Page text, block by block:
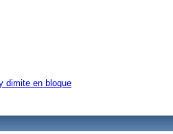
dimite en bloque